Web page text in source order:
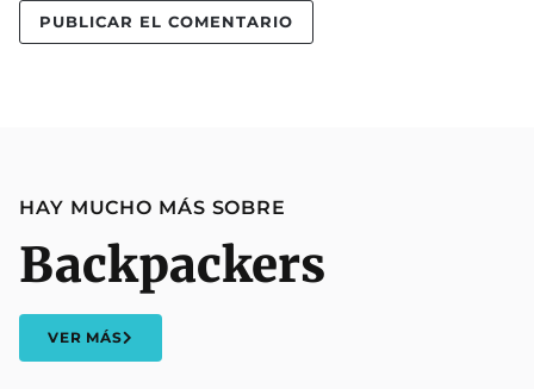
HAY MUCHO MÁS SOBRE
Backpackers
VER MÁS